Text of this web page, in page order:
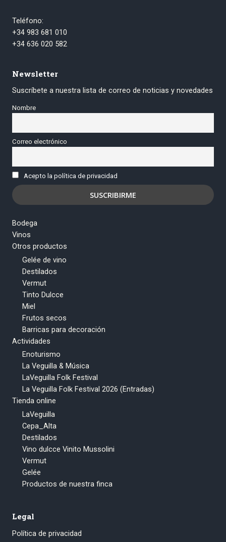
Teléfono:
+34 983 681 010
+34 636 020 582
Newsletter
Suscríbete a nuestra lista de correo de noticias y novedades
Nombre
Correo electrónico
Acepto la política de privacidad
Bodega
Vinos
Otros productos
Gelée de vino
Destilados
Vermut
Tinto Dulcce
Miel
Frutos secos
Barricas para decoración
Actividades
Enoturismo
La Veguilla & Música
LaVeguilla Folk Festival
La Veguilla Folk Festival 2026 (Entradas)
Tienda online
LaVeguilla
Cepa_Alta
Destilados
Vino dulcce Vinito Mussolini
Vermut
Gelée
Productos de nuestra finca
Legal
Política de privacidad